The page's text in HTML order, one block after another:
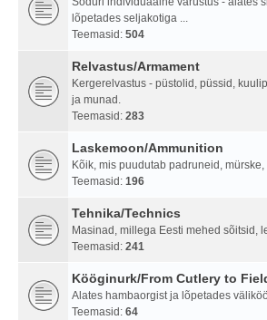
lõpetades seljakotiga ...
Teemasid: 504
Relvastus/Armament
Kergerelvastus - püstolid, püssid,
ja munad.
Teemasid: 283
Laskemoon/Ammunition
Kõik, mis puudutab padruneid,
Teemasid: 196
Tehnika/Technics
Masinad, millega Eesti mehed sõitsid,
Teemasid: 241
Kööginurk/From Cutlery to
Alates hambaorgist ja lõpetades
Teemasid: 64